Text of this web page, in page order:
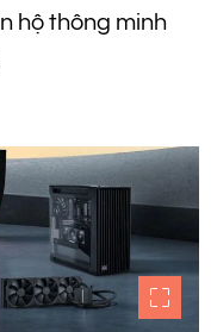
hộ thông minh